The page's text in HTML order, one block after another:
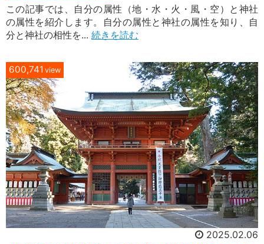
この記事では、自分の属性（地・水・火・風・空）と神社
の属性を紹介します。自分の属性と神社の属性を知り、自
分と神社の相性を... 続きを読む
600,741 view
2025.02.06